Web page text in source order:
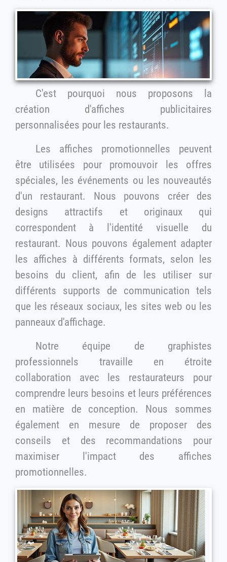
C'est pourquoi nous proposons la
création d'affiches publicitaires
personnalisées pour les restaurants.
Les affiches promotionnelles peuvent
être utilisées pour promouvoir les offres
spéciales, les événements ou les nouveautés
d'un restaurant. Nous pouvons créer des
designs attractifs et originaux qui
correspondent à l'identité visuelle du
restaurant. Nous pouvons également adapter
les affiches à différents formats, selon les
besoins du client, afin de les utiliser sur
différents supports de communication tels
que les réseaux sociaux, les sites web ou les
panneaux d'affichage.
Notre équipe de graphistes
professionnels travaille en étroite
collaboration avec les restaurateurs pour
comprendre leurs besoins et leurs préférences
en matière de conception. Nous sommes
également en mesure de proposer des
conseils et des recommandations pour
maximiser l'impact des affiches
promotionnelles.